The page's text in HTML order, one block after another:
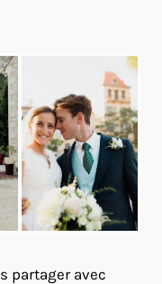
partager avec